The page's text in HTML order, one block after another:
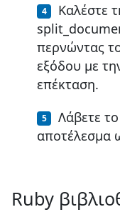
Καλέστε
περνώντας
εξόδου με
επέκταση.
Λάβετε
αποτέλεσμα
Ruby